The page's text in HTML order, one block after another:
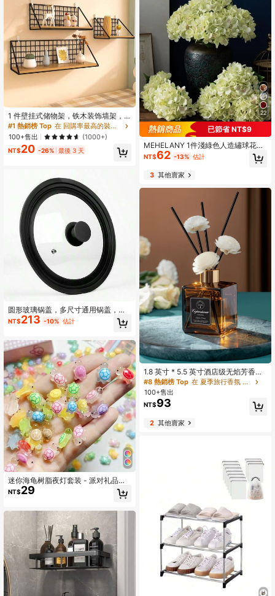
1 件壁挂式储物架，铁木装饰墙架，
带挂钩，适用于入口和墙壁组织，家
庭储物单元，简约壁挂式家用储物
架，带储物篮的木质墙壁搁板，马桶
上方的浴室搁板，卧室客厅悬挂式搁
#1 熱銷榜 Top
在 回購率最高的裝飾品 風鈴和懸掛裝飾
100+售出
(1000+)
NT$20 -26% 最後 3 天
圆形玻璃锅盖，多尺寸通用锅盖，家
用炊具配件
NT$213 -10% 估計
迷你海龟树脂夜灯套装 - 派对礼品、
礼品袋及装饰品、毕业季、卧室装
饰、家居装饰、母亲节
NT$29
22
已節省 NT$9
MEHELANY 1件淺綠色人造繡球花，
逼真絲綢高品質仿真花，適用於DIY婚
禮花束、派對、秋季居家客廳廚房花
園酒店辦公室裝飾、DIY感恩節豐收季
裝飾、DIY拱門花環裝飾，送給女孩的
禮物
NT$62 -13% 估計
3其他賣家
1.8 英寸 * 5.5 英寸酒店级无焰芳香精
油藤条扩散棒，香味持久 - 适用于家
庭、卧室、大厅、浴室和各种场所。
优雅的房间装饰，情人节除臭剂，浴
室清新剂，芳香疗法，采用优质设计
#8 熱銷榜 Top
在 夏季旅行香氛 居家香氛產品
100+售出
NT$93
2其他賣家